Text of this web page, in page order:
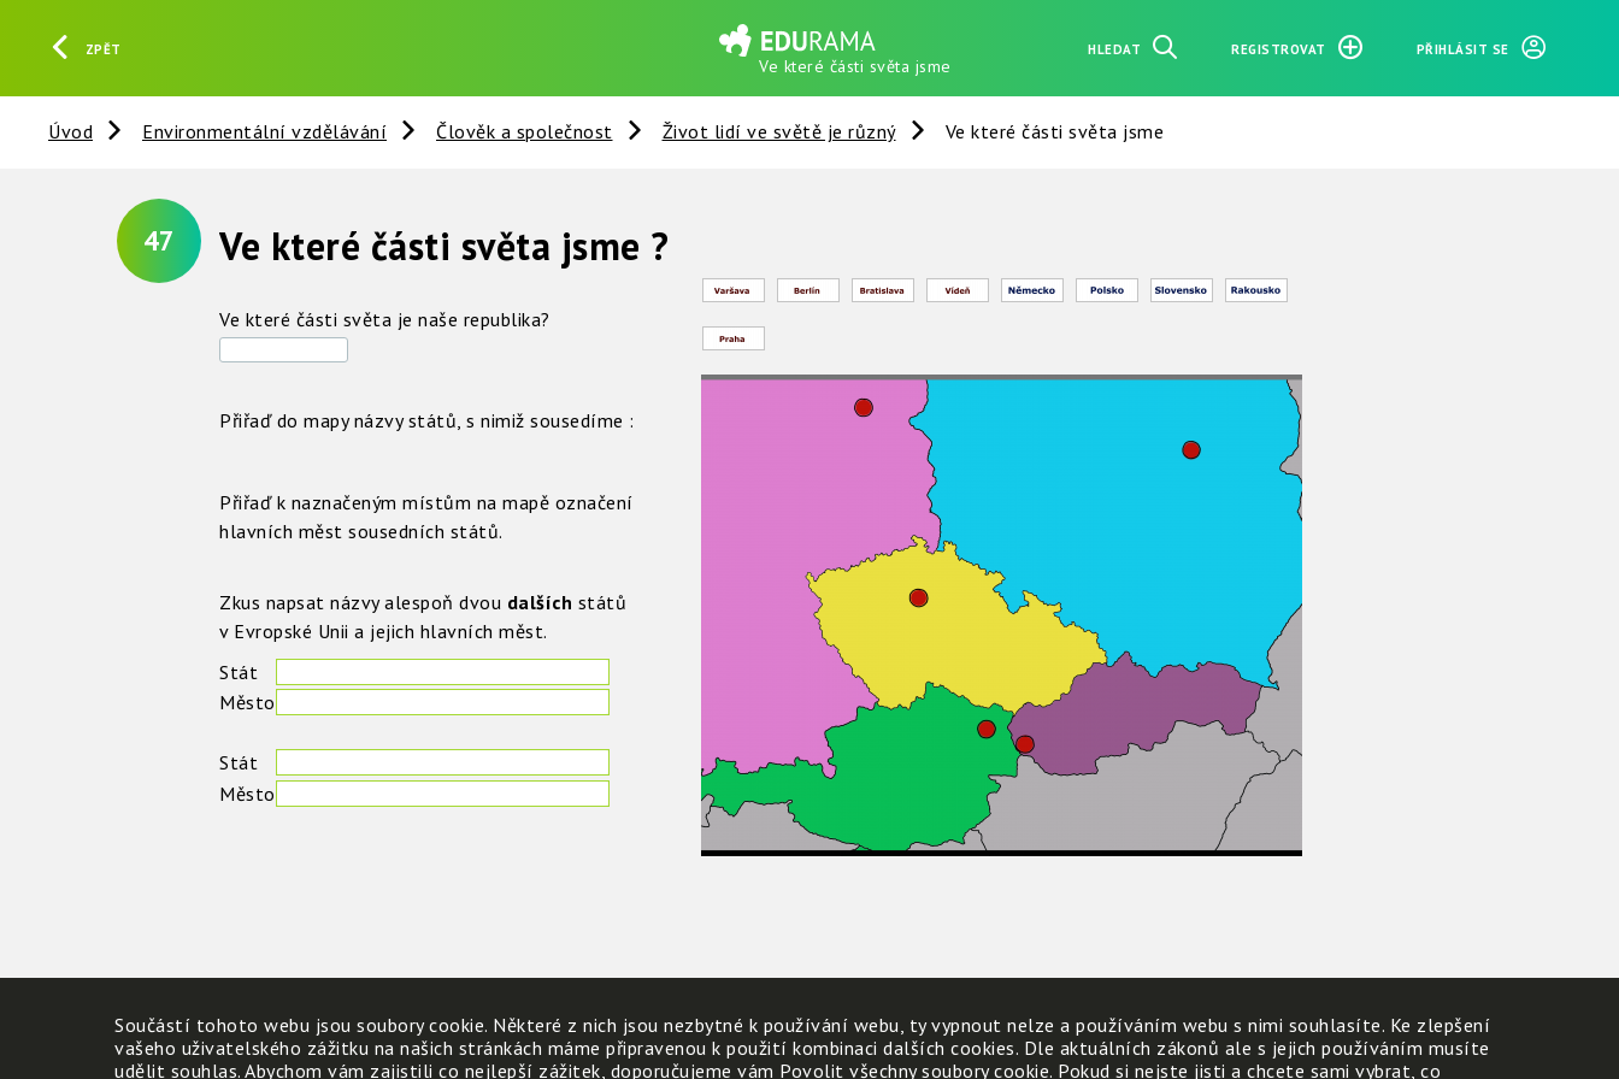
ZPĚT
Ve které části světa jsme
HLEDAT REGISTROVAT PŘIHLÁSIT SE
Úvod Environmentální vzdělávání Člověk a společnost Život lidí ve světě je různý Ve které části světa jsme
47 Ve které části světa jsme ?
Ve které části světa je naše republika?
Přiřaď do mapy názvy států, s nimiž sousedíme :
Přiřaď k naznačeným místům na mapě označení
hlavních měst sousedních států.
Zkus napsat názvy alespoň dvou dalších států
v Evropské Unii a jejich hlavních měst.
Stát
Město
Stát
Město
Součástí tohoto webu jsou soubory cookie. Některé z nich jsou nezbytné k používání webu, ty vypnout nelze a používáním webu s nimi souhlasíte. Ke zlepšení
vašeho uživatelského zážitku na našich stránkách máme připravenou k použití kombinaci dalších cookies. Dle aktuálních zákonů ale s jejich používáním musíte
udělit souhlas. Abychom vám zajistili co nejlepší zážitek, doporučujeme vám Povolit všechny soubory cookie. Pokud si nejste jisti a chcete sami vybrat, co